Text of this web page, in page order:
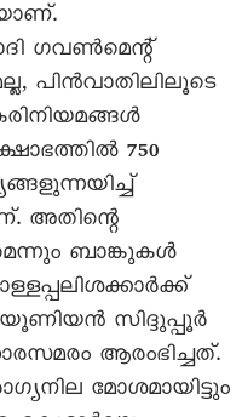
ഗവൺമെന്റ്‌
പിൻവാതിലിലൂടെ
750
അതിന്റെ
ബാങ്കുകൾ
സിദ്ദുപ്പൂർ
ആരംഭിച്ചത്‌.
മോശമായിട്ടും